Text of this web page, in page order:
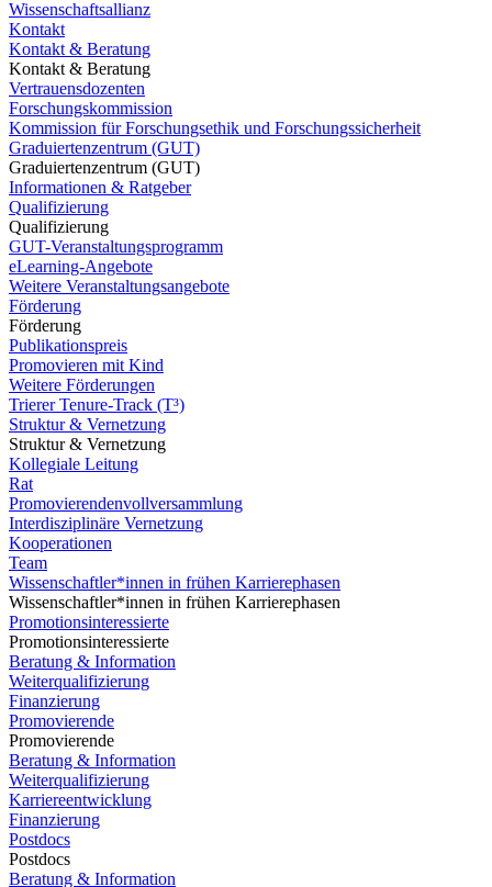
Wissenschaftsallianz
Kontakt
Kontakt & Beratung
Kontakt & Beratung
Vertrauensdozenten
Forschungskommission
Kommission für Forschungsethik und Forschungssicherheit
Graduiertenzentrum (GUT)
Graduiertenzentrum (GUT)
Informationen & Ratgeber
Qualifizierung
Qualifizierung
GUT-Veranstaltungsprogramm
eLearning-Angebote
Weitere Veranstaltungsangebote
Förderung
Förderung
Publikationspreis
Promovieren mit Kind
Weitere Förderungen
Trierer Tenure-Track (T³)
Struktur & Vernetzung
Struktur & Vernetzung
Kollegiale Leitung
Rat
Promovierendenvollversammlung
Interdisziplinäre Vernetzung
Kooperationen
Team
Wissenschaftler*innen in frühen Karrierephasen
Wissenschaftler*innen in frühen Karrierephasen
Promotionsinteressierte
Promotionsinteressierte
Beratung & Information
Weiterqualifizierung
Finanzierung
Promovierende
Promovierende
Beratung & Information
Weiterqualifizierung
Karriereentwicklung
Finanzierung
Postdocs
Postdocs
Beratung & Information